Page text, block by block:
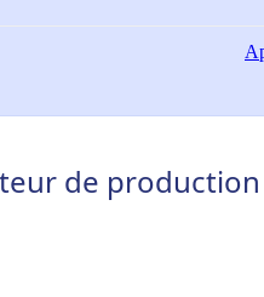
de production